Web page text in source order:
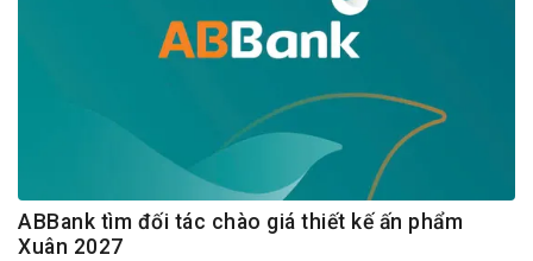
ABBank tìm đối tác chào giá thiết kế ấn phẩm
Xuân 2027